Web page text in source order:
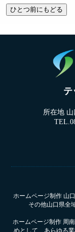
テ
所在地 山
ホームページ制作 山
その他山口県全
ホームページ制作 周
めとして、あらゆる